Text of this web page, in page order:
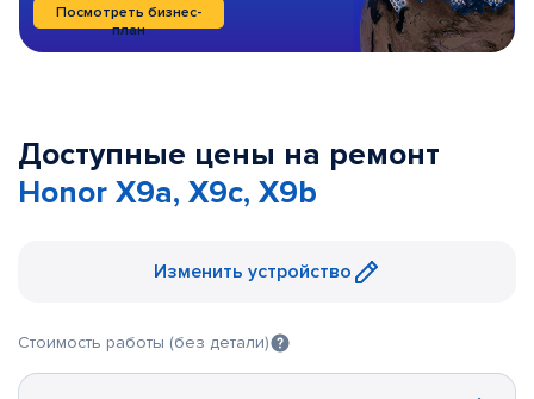
Посмотреть бизнес-
план
Доступные цены на ремонт
Honor X9a, X9c, X9b
Изменить устройство
Стоимость работы (без детали)